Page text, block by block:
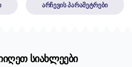
არჩევის პარამეტრები
სიახლეები